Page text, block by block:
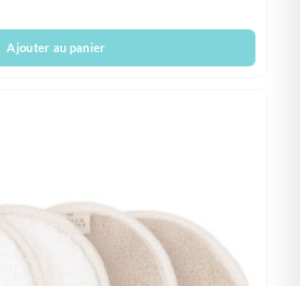
Ajouter au panier